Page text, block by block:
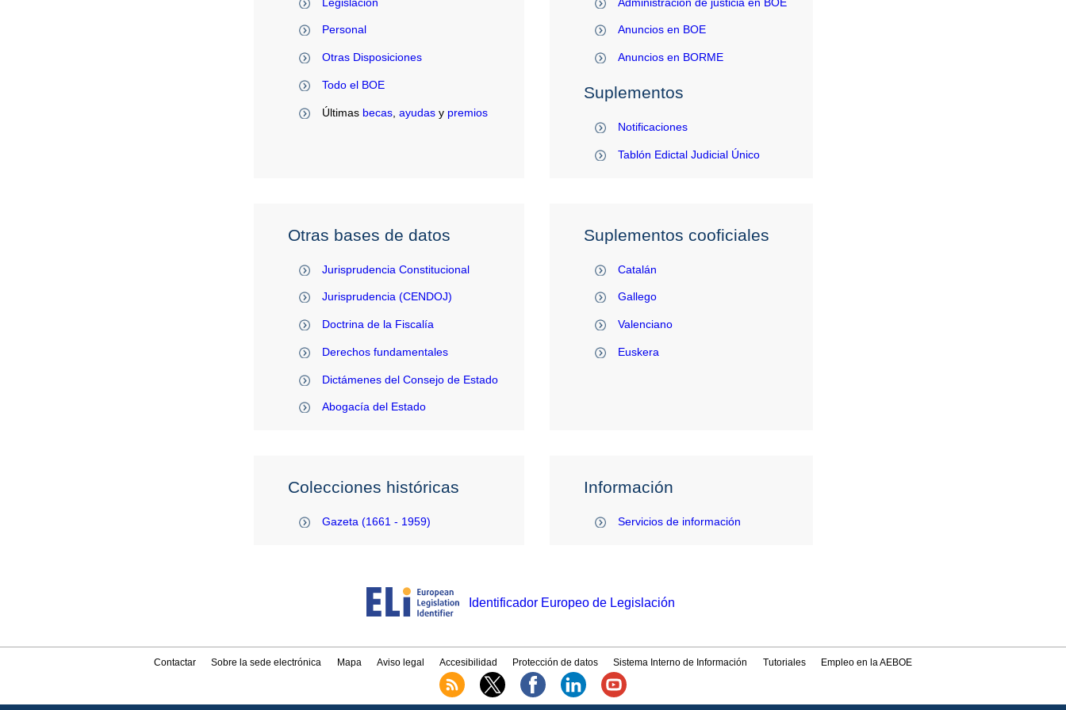
Personal
Otras Disposiciones
Todo el BOE
Últimas becas, ayudasy premios
Anuncios en BOE
Anuncios en BORME
Suplementos
Notificaciones
Tablón Edictal Judicial Único
Otras bases de datos
Jurisprudencia Constitucional
Jurisprudencia (CENDOJ)
Doctrina de la Fiscalía
Derechos fundamentales
Dictámenes del Consejo de Estado
Abogacía del Estado
Suplementos cooficiales
Catalán
Gallego
Valenciano
Euskera
Colecciones históricas
Gazeta (1661 - 1959)
Información
Servicios de información
Identificador Europeo de Legislación
Contactar Sobre la sede electrónica Mapa Aviso legal Accesibilidad Protección de datos Sistema Interno de Información Tutoriales Empleo en la AEBOE